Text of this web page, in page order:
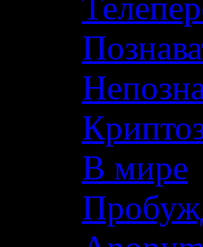
В мире